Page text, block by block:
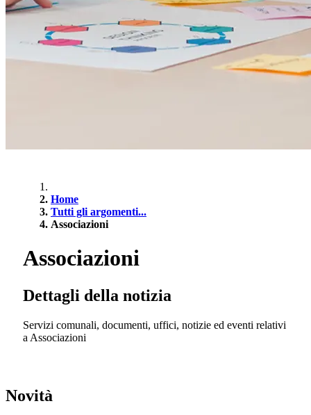
Home
Tutti gli argomenti...
Associazioni
Associazioni
Dettagli della notizia
Servizi comunali, documenti, uffici, notizie ed eventi relativi
a Associazioni
Novità